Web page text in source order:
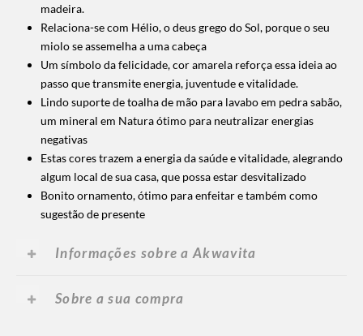
madeira.
Relaciona-se com Hélio, o deus grego do Sol, porque o seu
miolo se assemelha a uma cabeça
Um símbolo da felicidade, cor amarela reforça essa ideia ao
passo que transmite energia, juventude e vitalidade.
Lindo suporte de toalha de mão para lavabo em pedra sabão,
um mineral em Natura ótimo para neutralizar energias
negativas
Estas cores trazem a energia da saúde e vitalidade, alegrando
algum local de sua casa, que possa estar desvitalizado
Bonito ornamento, ótimo para enfeitar e também como
sugestão de presente
Informações sobre a Akwavita
Sobre a sua compra